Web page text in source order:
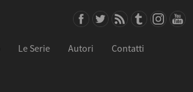
Le Serie Autori Contatti